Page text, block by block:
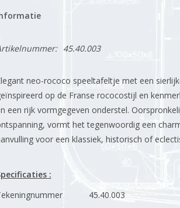
45.40.003
neo-rococo speeltafeltje met een
op de Franse rococostijl en
een rijk vormgegeven onderstel.
vormt het tegenwoordig een
voor een klassiek, historisch of
:
45.40.003